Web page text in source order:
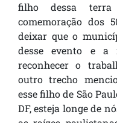
filho dessa
comemoração dos
deixar que o
desse evento e a
reconhecer o
outro trecho
esse filho de São
DF, esteja longe de